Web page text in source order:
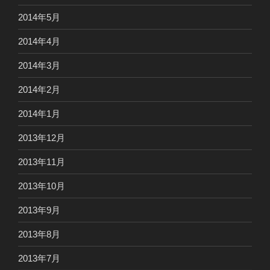
2014年5月
2014年4月
2014年3月
2014年2月
2014年1月
2013年12月
2013年11月
2013年10月
2013年9月
2013年8月
2013年7月